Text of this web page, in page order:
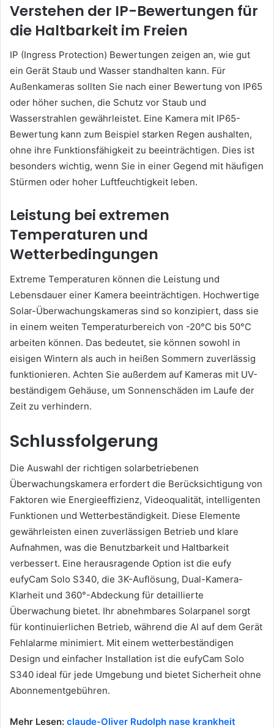
Verstehen der IP-Bewertungen für
die Haltbarkeit im Freien
IP (Ingress Protection) Bewertungen zeigen an, wie gut
ein Gerät Staub und Wasser standhalten kann. Für
Außenkameras sollten Sie nach einer Bewertung von IP65
oder höher suchen, die Schutz vor Staub und
Wasserstrahlen gewährleistet. Eine Kamera mit IP65-
Bewertung kann zum Beispiel starken Regen aushalten,
ohne ihre Funktionsfähigkeit zu beeinträchtigen. Dies ist
besonders wichtig, wenn Sie in einer Gegend mit häufigen
Stürmen oder hoher Luftfeuchtigkeit leben.
Leistung bei extremen
Temperaturen und
Wetterbedingungen
Extreme Temperaturen können die Leistung und
Lebensdauer einer Kamera beeinträchtigen. Hochwertige
Solar-Überwachungskameras sind so konzipiert, dass sie
in einem weiten Temperaturbereich von -20°C bis 50°C
arbeiten können. Das bedeutet, sie können sowohl in
eisigen Wintern als auch in heißen Sommern zuverlässig
funktionieren. Achten Sie außerdem auf Kameras mit UV-
beständigem Gehäuse, um Sonnenschäden im Laufe der
Zeit zu verhindern.
Schlussfolgerung
Die Auswahl der richtigen solarbetriebenen
Überwachungskamera erfordert die Berücksichtigung von
Faktoren wie Energieeffizienz, Videoqualität, intelligenten
Funktionen und Wetterbeständigkeit. Diese Elemente
gewährleisten einen zuverlässigen Betrieb und klare
Aufnahmen, was die Benutzbarkeit und Haltbarkeit
verbessert. Eine herausragende Option ist die eufy
eufyCam Solo S340, die 3K-Auflösung, Dual-Kamera-
Klarheit und 360°-Abdeckung für detaillierte
Überwachung bietet. Ihr abnehmbares Solarpanel sorgt
für kontinuierlichen Betrieb, während die AI auf dem Gerät
Fehlalarme minimiert. Mit einem wetterbeständigen
Design und einfacher Installation ist die eufyCam Solo
S340 ideal für jede Umgebung und bietet Sicherheit ohne
Abonnementgebühren.
Mehr Lesen: claude-Oliver Rudolph nase krankheit